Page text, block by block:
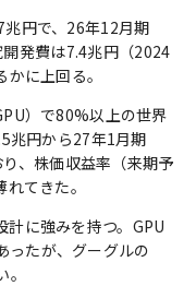
円で、26年12月期
発費は7.4兆円（2024
に上回る。
）で80%以上の世界
兆円から27年1月期
、株価収益率（来期予
てきた。
に強みを持つ。GPU
ったが、グーグルの